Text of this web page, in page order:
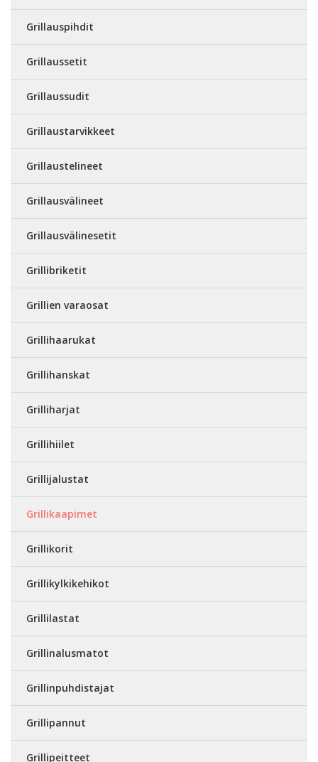
Grillauspihdit
Grillaussetit
Grillaussudit
Grillaustarvikkeet
Grillaustelineet
Grillausvälineet
Grillausvälinesetit
Grillibriketit
Grillien varaosat
Grillihaarukat
Grillihanskat
Grilliharjat
Grillihiilet
Grillijalustat
Grillikaapimet
Grillikorit
Grillikylkikehikot
Grillilastat
Grillinalusmatot
Grillinpuhdistajat
Grillipannut
Grillipeitteet